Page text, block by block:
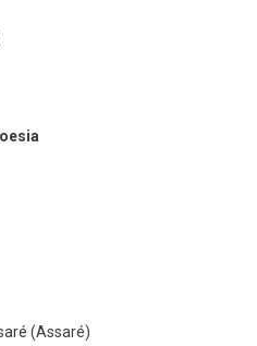
(Assaré)